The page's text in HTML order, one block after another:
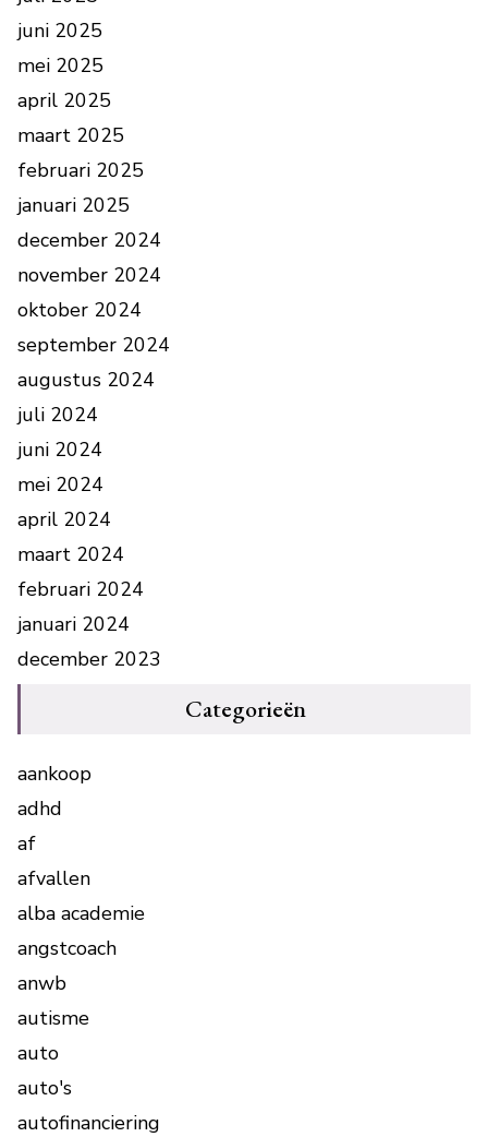
juni 2025
mei 2025
april 2025
maart 2025
februari 2025
januari 2025
december 2024
november 2024
oktober 2024
september 2024
augustus 2024
juli 2024
juni 2024
mei 2024
april 2024
maart 2024
februari 2024
januari 2024
december 2023
Categorieën
aankoop
adhd
af
afvallen
alba academie
angstcoach
anwb
autisme
auto
auto's
autofinanciering